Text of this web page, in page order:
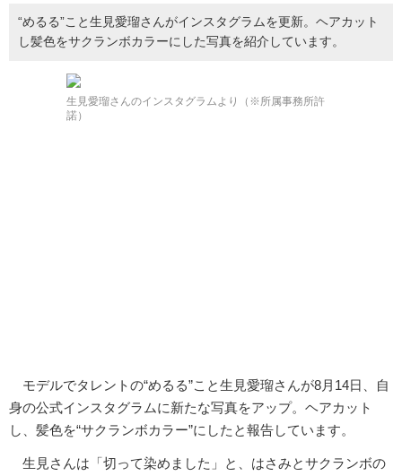
“めるる”こと生見愛瑠さんがインスタグラムを更新。ヘアカット
し髪色をサクランボカラーにした写真を紹介しています。
生見愛瑠さんのインスタグラムより（※所属事務所許
諾）
モデルでタレントの“めるる”こと生見愛瑠さんが8月14日、自
身の公式インスタグラムに新たな写真をアップ。ヘアカット
し、髪色を“サクランボカラー”にしたと報告しています。
生見さんは「切って染めました」と、はさみとサクランボの